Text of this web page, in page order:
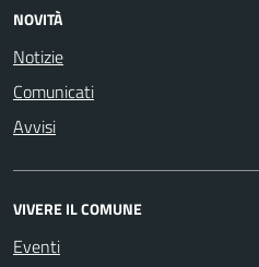
NOVITÀ
Notizie
Comunicati
Avvisi
VIVERE IL COMUNE
Eventi